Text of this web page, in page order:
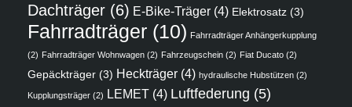
Dachträger (6) E-Bike-Träger (4) Elektrosatz (3)
Fahrradträger (10) Fahrradträger Anhängerkupplung
(2) Fahrradträger Wohnwagen (2) Fahrzeugschein (2) Fiat Ducato (2)
Gepäckträger (3) Heckträger (4) hydraulische Hubstützen (2)
Kupplungsträger (2) LEMET (4) Luftfederung (5)